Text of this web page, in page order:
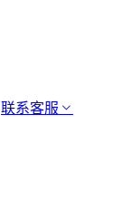
联系客服